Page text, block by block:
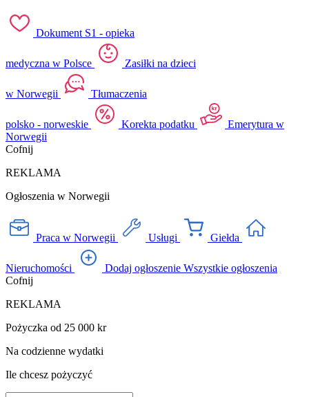
Dokument S1 - opieka
medyczna w Polsce Zasiłki na dzieci
w Norwegii Tłumaczenia
polsko - norweskie Korekta podatku
Emerytura w
Norwegii
Cofnij
REKLAMA
Ogłoszenia w Norwegii
Praca w Norwegii Usługi Giełda
Nieruchomości Dodaj ogłoszenie Wszystkie ogłoszenia
Cofnij
REKLAMA
Pożyczka od 25 000 kr
Na codzienne wydatki
Ile chcesz pożyczyć